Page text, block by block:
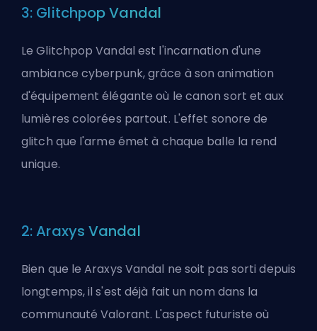
3: Glitchpop Vandal
Le Glitchpop Vandal est l'incarnation d'une
ambiance cyberpunk, grâce à son animation
d'équipement élégante où le canon sort et aux
lumières colorées partout. L'effet sonore de
glitch que l'arme émet à chaque balle la rend
unique.
2: Araxys Vandal
Bien que le Araxys Vandal ne soit pas sorti depuis
longtemps, il s'est déjà fait un nom dans la
communauté Valorant. L'aspect futuriste où